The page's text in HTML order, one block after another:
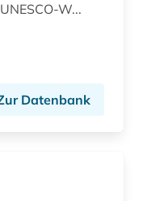
hessisches staatsarchiv marburg (1)
W...
Datenbank